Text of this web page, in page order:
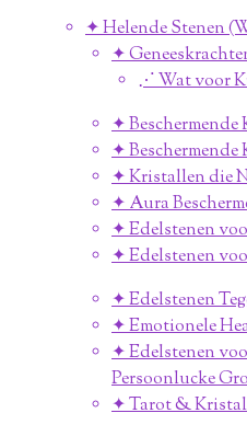
✦ Helende Stenen
✦
⋰ Wat voor
✦
✦
✦ Kristallen die
✦ Aura
✦ Edelstenen
✦ Edelstenen
✦ Edelstenen
✦ Emotionele
✦ Edelstenen
Persoonlucke
✦ Tarot &